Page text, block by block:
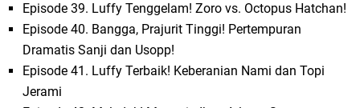
Episode 39. Luffy Tenggelam! Zoro vs. Octopus Hatchan!
Episode 40. Bangga, Prajurit Tinggi! Pertempuran
Dramatis Sanji dan Usopp!
Episode 41. Luffy Terbaik! Keberanian Nami dan Topi
Jerami